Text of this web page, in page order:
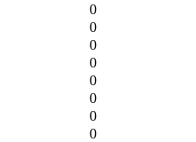
0
0
0
0
0
0
0
0